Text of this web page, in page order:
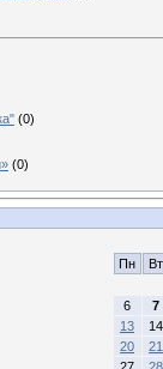
(0)
(0)
Пн Вт
6
7
13
14
20
21